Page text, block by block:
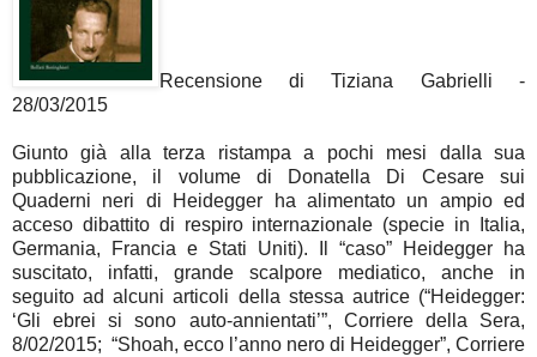
Recensione di Tiziana Gabrielli -
28/03/2015
Giunto già alla terza ristampa a pochi mesi dalla sua
pubblicazione, il volume di Donatella Di Cesare sui
Quaderni neri di Heidegger ha alimentato un ampio ed
acceso dibattito di respiro internazionale (specie in Italia,
Germania, Francia e Stati Uniti). Il “caso” Heidegger ha
suscitato, infatti, grande scalpore mediatico, anche in
seguito ad alcuni articoli della stessa autrice (“Heidegger:
‘Gli ebrei si sono auto-annientati’”, Corriere della Sera,
8/02/2015; “Shoah, ecco l’anno nero di Heidegger”, Corriere